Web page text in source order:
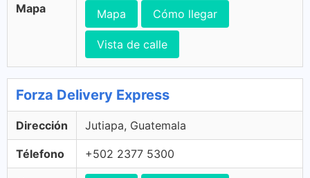
Mapa Mapa Cómo llegar
Vista de calle
Forza Delivery Express
Dirección Jutiapa, Guatemala
Télefono +502 2377 5300